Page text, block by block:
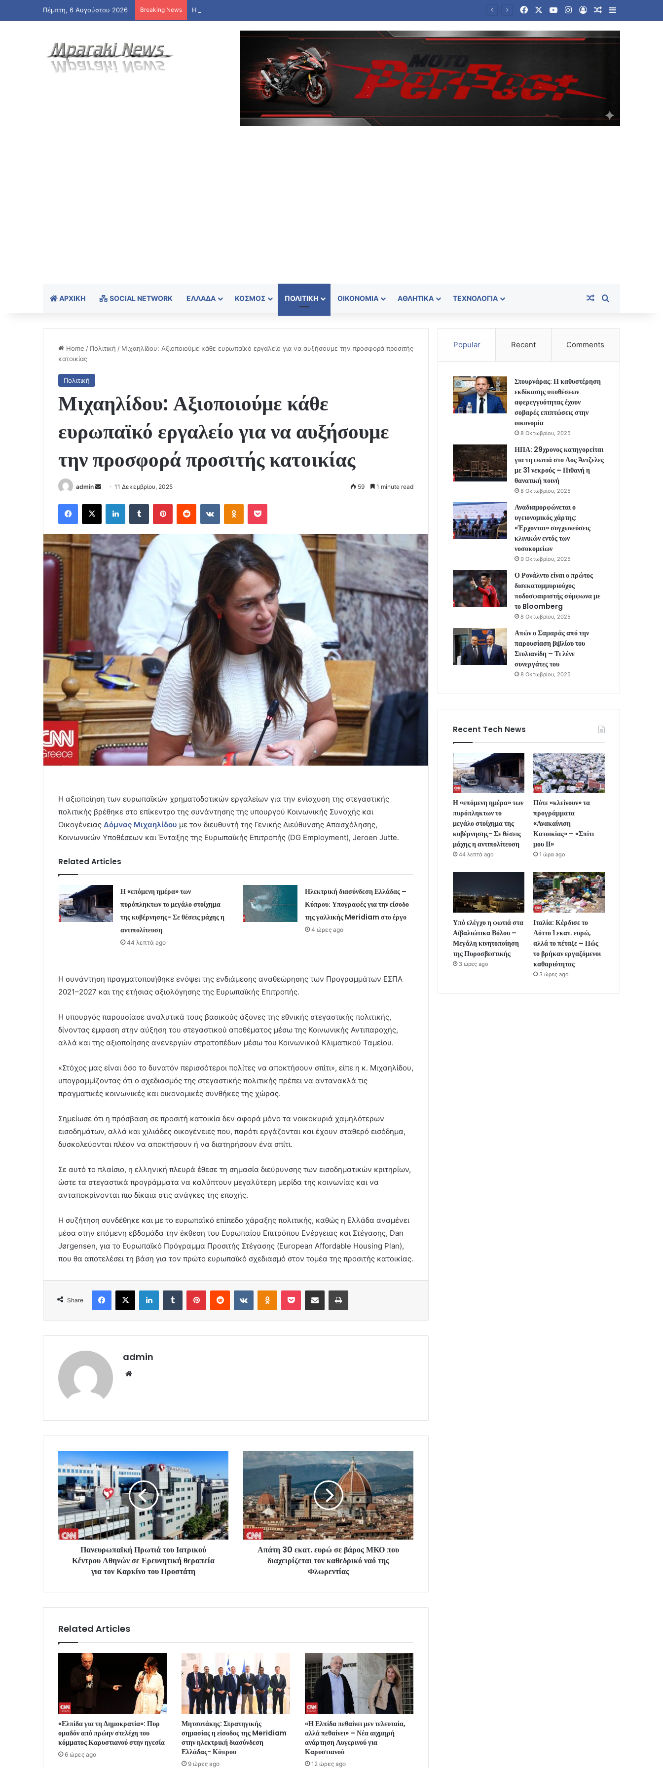
Πέμπτη, 6 Αυγούστου 2026 Breaking News FacebookYouTubeInstagram
Log InRandom Article
Sidebar
ΑΡΧΙΚΉ SOCIAL NETWORK ΕΛΛΆΔΑ ΚΌΣΜΟΣ ΠΟΛΙΤΙΚΉ ΟΙΚΟΝΟΜΊΑ ΑΘΛΗΤΙΚΆ ΤΕΧΝΟΛΟΓΊΑ Random Article
Home / Πολιτική / Μιχαηλίδου: Αξιοποιούμε κάθε ευρωπαϊκό εργαλείο για να αυξήσουμε την προσφορά προσιτής
κατοικίας
Πολιτική
Μιχαηλίδου: Αξιοποιούμε κάθε
ευρωπαϊκό εργαλείο για να αυξήσουμε
την προσφορά προσιτής κατοικίας
admin
Send
email
11 Δεκεμβρίου, 2025 59 1 minute read
Facebook
X LinkedInTumblr PinterestReddit VKontakteOdnoklassniki
Pocket
Η αξιοποίηση των ευρωπαϊκών χρηματοδοτικών εργαλείων για την ενίσχυση της στεγαστικής
πολιτικής βρέθηκε στο επίκεντρο της συνάντησης της υπουργού Κοινωνικής Συνοχής και
Οικογένειας Δόμνας Μιχαηλίδου με τον διευθυντή της Γενικής Διεύθυνσης Απασχόλησης,
Κοινωνικών Υποθέσεων και Ένταξης της Ευρωπαϊκής Επιτροπής (DG Employment), Jeroen Jutte.
Related Articles
Η «επόμενη ημέρα» των
πυρόπληκτων το μεγάλο στοίχημα
της κυβέρνησης- Σε θέσεις μάχης η
αντιπολίτευση
44 λεπτά ago
Ηλεκτρική διασύνδεση Ελλάδας –
Κύπρου: Υπογραφές για την είσοδο
της γαλλικής Meridiam στο έργο
4 ώρες ago
Η συνάντηση πραγματοποιήθηκε ενόψει της ενδιάμεσης αναθεώρησης των Προγραμμάτων ΕΣΠΑ
2021–2027 και της ετήσιας αξιολόγησης της Ευρωπαϊκής Επιτροπής.
Η υπουργός παρουσίασε αναλυτικά τους βασικούς άξονες της εθνικής στεγαστικής πολιτικής,
δίνοντας έμφαση στην αύξηση του στεγαστικού αποθέματος μέσω της Κοινωνικής Αντιπαροχής,
αλλά και της αξιοποίησης ανενεργών στρατοπέδων μέσω του Κοινωνικού Κλιματικού Ταμείου.
«Στόχος μας είναι όσο το δυνατόν περισσότεροι πολίτες να αποκτήσουν σπίτι», είπε η κ. Μιχαηλίδου,
υπογραμμίζοντας ότι ο σχεδιασμός της στεγαστικής πολιτικής πρέπει να αντανακλά τις
πραγματικές κοινωνικές και οικονομικές συνθήκες της χώρας.
Σημείωσε ότι η πρόσβαση σε προσιτή κατοικία δεν αφορά μόνο τα νοικοκυριά χαμηλότερων
εισοδημάτων, αλλά και χιλιάδες οικογένειες που, παρότι εργάζονται και έχουν σταθερό εισόδημα,
δυσκολεύονται πλέον να αποκτήσουν ή να διατηρήσουν ένα σπίτι.
Σε αυτό το πλαίσιο, η ελληνική πλευρά έθεσε τη σημασία διεύρυνσης των εισοδηματικών κριτηρίων,
ώστε τα στεγαστικά προγράμματα να καλύπτουν μεγαλύτερη μερίδα της κοινωνίας και να
ανταποκρίνονται πιο δίκαια στις ανάγκες της εποχής.
Η συζήτηση συνδέθηκε και με το ευρωπαϊκό επίπεδο χάραξης πολιτικής, καθώς η Ελλάδα αναμένει
μέσα στην επόμενη εβδομάδα την έκθεση του Ευρωπαίου Επιτρόπου Ενέργειας και Στέγασης, Dan
Jørgensen, για το Ευρωπαϊκό Πρόγραμμα Προσιτής Στέγασης (European Affordable Housing Plan),
που θα αποτελέσει τη βάση για τον πρώτο ευρωπαϊκό σχεδιασμό στον τομέα της προσιτής κατοικίας.
Share
Facebook
X LinkedInTumblr PinterestReddit VKontakteOdnoklassniki
Pocket Share via Email Print
admin
Πανευρωπαϊκή Πρωτιά του Ιατρικού
Κέντρου Αθηνών σε Ερευνητική θεραπεία
για τον Καρκίνο του Προστάτη
Απάτη 30 εκατ. ευρώ σε βάρος ΜΚΟ που
διαχειρίζεται τον καθεδρικό ναό της
Φλωρεντίας
Related Articles
«Ελπίδα για τη Δημοκρατία»: Πυρ
ομαδόν από πρώην στελέχη του
κόμματος Καρυστιανού στην ηγεσία
6 ώρες ago
Μητσοτάκης: Στρατηγικής
σημασίας η είσοδος της Meridiam
στην ηλεκτρική διασύνδεση
Ελλάδας- Κύπρου
9 ώρες ago
«Η Ελπίδα πεθαίνει μεν τελευταία,
αλλά πεθαίνει» – Νέα αιχμηρή
ανάρτηση Αυγερινού για
Καρυστιανού
12 ώρες ago
Popular Recent Comments
Στουρνάρας: Η καθυστέρηση
εκδίκασης υποθέσεων
αφερεγγυότητας έχουν
σοβαρές επιπτώσεις στην
οικονομία
8 Οκτωβρίου, 2025
ΗΠΑ: 29χρονος κατηγορείται
για τη φωτιά στο Λος Άντζελες
με 31 νεκρούς – Πιθανή η
θανατική ποινή
8 Οκτωβρίου, 2025
Αναδιαμορφώνεται ο
υγειονομικός χάρτης:
«Έρχονται» συγχωνεύσεις
κλινικών εντός των
νοσοκομείων
9 Οκτωβρίου, 2025
Ο Ρονάλντο είναι ο πρώτος
δισεκατομμυριούχος
ποδοσφαιριστής σύμφωνα με
το Bloomberg
8 Οκτωβρίου, 2025
Απών ο Σαμαράς από την
παρουσίαση βιβλίου του
Στυλιανίδη – Τι λένε
συνεργάτες του
8 Οκτωβρίου, 2025
Recent Tech News
Η «επόμενη ημέρα» των
πυρόπληκτων το
μεγάλο στοίχημα της
κυβέρνησης- Σε θέσεις
μάχης η αντιπολίτευση
44 λεπτά ago
Πότε «κλείνουν» τα
προγράμματα
«Ανακαίνιση
Κατοικίας» – «Σπίτι
μου ΙΙ»
1 ώρα ago
Υπό ελέγχο η φωτιά στα
Αϊβαλιώτικα Βόλου –
Μεγάλη κινητοποίηση
της Πυροσβεστικής
3 ώρες ago
Ιταλία: Κέρδισε το
Λόττο 1 εκατ. ευρώ,
αλλά το πέταξε – Πώς
το βρήκαν εργαζόμενοι
καθαριότητας
3 ώρες ago